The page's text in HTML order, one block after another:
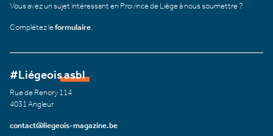
Vous avez un sujet intéressant en Province de Liège à nous soumettre ?
Complétez leformulaire
#Liégeois asbl
Rue de Renory 114
4031 Angleur
contact@liegeois-magazine.be